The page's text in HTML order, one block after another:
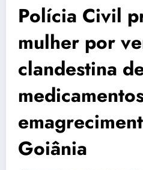
Polícia Civil
mulher por
clandestina
Goiânia